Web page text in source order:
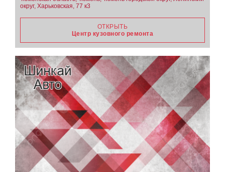
округ, Харьковская, 77 к3
ОТКРЫТЬ
Центр кузовного ремонта